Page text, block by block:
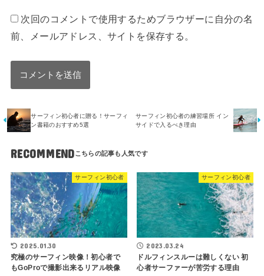
次回のコメントで使用するためブラウザーに自分の名
前、メールアドレス、サイトを保存する。
サーフィン初心者に贈る！サーフィ
ン書籍のおすすめ5選
サーフィン初心者の練習場所 イン
サイドで入るべき理由
RECOMMEND
サーフィン初心者
2025.01.30
究極のサーフィン映像！初心者で
もGoProで撮影出来るリアル映像
サーフィン初心者
2023.03.24
ドルフィンスルーは難しくない 初
心者サーファーが苦労する理由